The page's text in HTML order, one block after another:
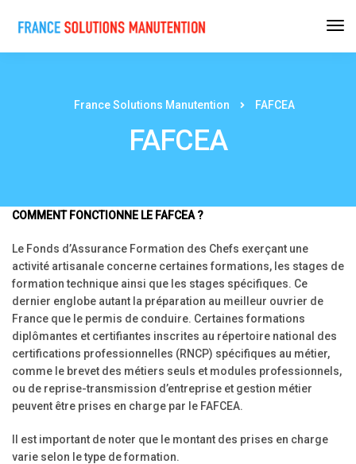
France Solutions Manutention FAFCEA
FAFCEA
COMMENT FONCTIONNE LE FAFCEA ?
Le Fonds d’Assurance Formation des Chefs exerçant une
activité artisanale concerne certaines formations, les stages de
formation technique ainsi que les stages spécifiques. Ce
dernier englobe autant la préparation au meilleur ouvrier de
France que le permis de conduire. Certaines formations
diplômantes et certifiantes inscrites au répertoire national des
certifications professionnelles (RNCP) spécifiques au métier,
comme le brevet des métiers seuls et modules professionnels,
ou de reprise-transmission d’entreprise et gestion métier
peuvent être prises en charge par le FAFCEA.
Il est important de noter que le montant des prises en charge
varie selon le type de formation.